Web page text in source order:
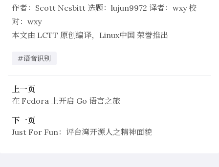
作者： Scott Nesbitt 选题： lujun9972 译者： wxy校
对： wxy
本文由 LCTT 原创编译， Linux中国 荣誉推出
#语音识别
上一页
在 Fedora 上开启 Go 语言之旅
下一页
Just For Fun：评台湾开源人之精神面貌